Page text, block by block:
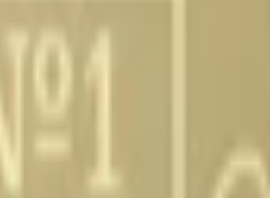
Till skillnad från färdigt snus är
den är eller att variera med olika aromer.